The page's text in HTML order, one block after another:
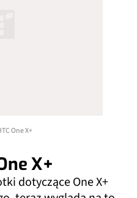
One X+
X+
dotyczące One X+